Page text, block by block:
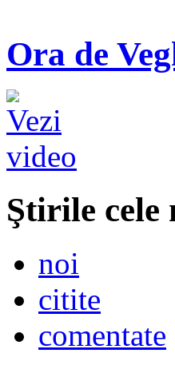
Ora de
Ştirile cele
noi
citite
comentate